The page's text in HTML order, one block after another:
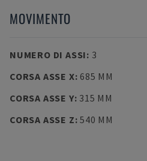
MOVIMENTO
NUMERO DI ASSI: 3
CORSA ASSE X: 685 MM
CORSA ASSE Y: 315 MM
CORSA ASSE Z:540 MM